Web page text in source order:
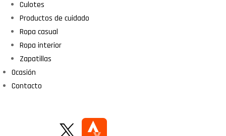
Culotes
Productos de cuidado
Ropa casual
Ropa interior
Zapatillas
Ocasión
Contacto